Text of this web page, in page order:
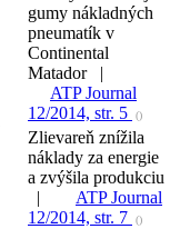
gumy nákladných
pneumatík v
Continental
Matador |
ATP Journal
12/2014, str. 5
()
Zlievareň znížila
náklady za energie
a zvýšila produkciu
|
ATP Journal
12/2014, str. 7
()